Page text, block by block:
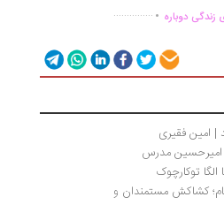
...............
مدرس
نشست نقد و بررسی خیز خام؛ کشاکش مستمندان و